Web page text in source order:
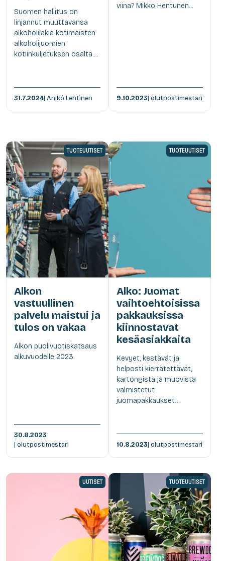
Suomen hallitus on
linjannut muuttavansa
alkoholilakia kotimaisten
alkoholijuomien
kotiinkuljetuksen osalta....
31.7.2024| Anikó Lehtinen
viina? Mikko Hentunen...
9.10.2023| olutpostimestari
TUOTEUUTISET
Alkon
vastuullinen
palvelu maistui ja
tulos on vakaa
Alkon puolivuotiskatsaus
alkuvuodelle 2023.
30.8.2023
| olutpostimestari
TUOTEUUTISET
Alko: Juomat
vaihtoehtoisissa
pakkauksissa
kiinnostavat
kesäasiakkaita
Kevyet, kestävät ja
helposti kierrätettävät,
kartongista ja muovista
valmistetut
juomapakkaukset...
10.8.2023| olutpostimestari
UUTISET TUOTEUUTISET